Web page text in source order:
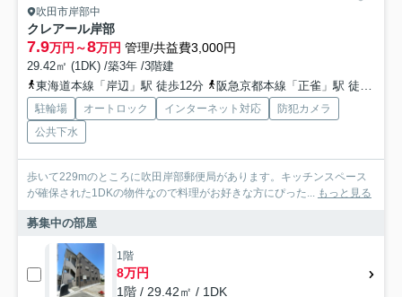
吹田市岸部中
クレアール岸部
7.9万円～8万円 管理/共益費3,000円
29.42㎡ (1DK) /築3年 /3階建
東海道本線「岸辺」駅 徒歩12分
阪急京都本線「正雀」駅 徒歩18分
駐輪場 オートロック インターネット対応
防犯カメラ
公共下水
歩いて229mのところに吹田岸部郵便局があります。キッチンスペース
が確保された1DKの物件なので料理がお好きな方にぴった... もっと見る
募集中の部屋
1階
8万円
1階 / 29.42㎡ / 1DK